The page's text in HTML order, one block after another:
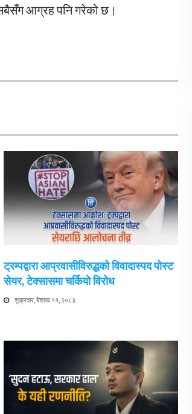
सबैसँग आग्रह पनि गरेको छ।
ट्रम्पद्वारा आप्रवासीविरुद्धको विवादास्पद पोस्ट
सेयर, टेक्सासमा चर्कियो विरोध
शुक्रवार, बैशाख ११, २०८३